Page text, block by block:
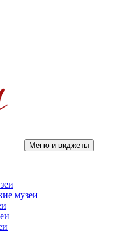
Меню и виджеты
музеи